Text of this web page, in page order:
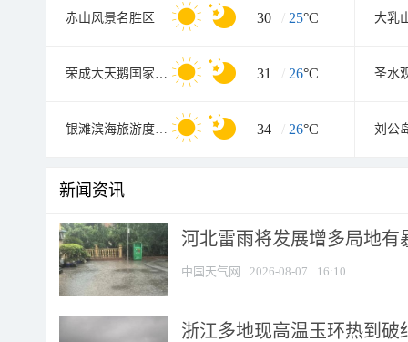
赤山风景名胜区 30 / 25°C
荣成大天鹅国家级自然保护区 31 / 26°C 圣水
银滩滨海旅游度假区 34 / 26°C 刘公
新闻资讯
河北雷雨将发展增多局地有
中国天气网 2026-08-07 16:10
浙江多地现高温玉环热到破